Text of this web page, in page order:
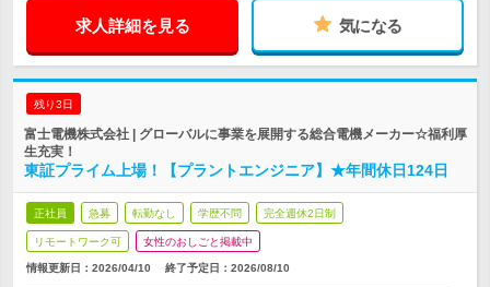
求人詳細を見る 気になる
残り3日
富士電機株式会社 | グローバルに事業を展開する総合電機メーカー☆福利厚
生充実！
東証プライム上場！【プラントエンジニア】★年間休日124日
正社員 急募 転勤なし 学歴不問 完全週休2日制
リモートワーク可 女性のおしごと掲載中
情報更新日：2026/04/10 終了予定日： 2026/08/10